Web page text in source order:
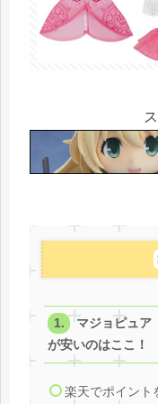
マジョピュア
が安いのはここ！
楽天でポイント